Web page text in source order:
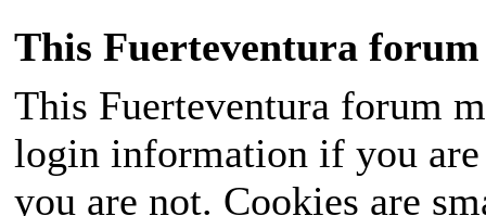
This Fuerteventura forum
This Fuerteventura forum
login information if you
you are not. Cookies are